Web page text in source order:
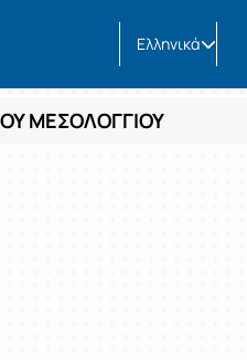
Ελληνικά
ΜΕΣΟΛΟΓΓΙΟΥ